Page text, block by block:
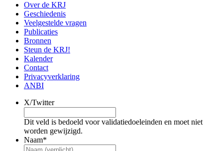
Over de KRJ
Geschiedenis
Veelgestelde vragen
Publicaties
Bronnen
Steun de KRJ!
Kalender
Contact
Privacyverklaring
ANBI
X/Twitter
Dit veld is bedoeld voor validatiedoeleinden en moet niet
worden gewijzigd.
Naam*